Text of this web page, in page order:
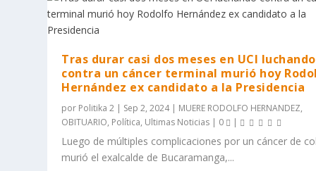
Tras durar casi dos meses en UCI luchando
contra un cáncer terminal murió hoy
Hernández ex candidato a la Presidencia
por Politika 2 | Sep 2, 2024| MUERE RODOLFO HERNANDEZ,
OBITUARIO, Política, Ultimas Noticias | 0 |
Luego de múltiples complicaciones por un cáncer de
murió el exalcalde de Bucaramanga,...